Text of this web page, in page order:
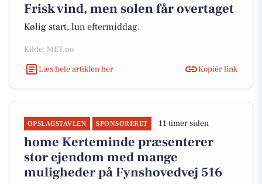
Frisk vind, men solen får overtaget
Kølig start, lun eftermiddag.
Kilde: MET.no
Læs hele artiklen her
Kopiér link
OPSLAGSTAVLEN SPONSORERET 11 timer siden
home Kerteminde præsenterer
stor ejendom med mange
muligheder på Fynshovedvej 516